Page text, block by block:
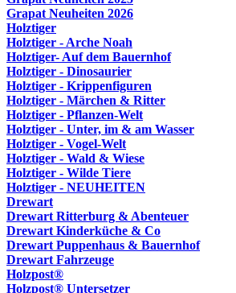
Grapat Neuheiten 2026
Holztiger
Holztiger - Arche Noah
Holztiger- Auf dem Bauernhof
Holztiger - Dinosaurier
Holztiger - Krippenfiguren
Holztiger - Märchen & Ritter
Holztiger - Pflanzen-Welt
Holztiger - Unter, im & am Wasser
Holztiger - Vogel-Welt
Holztiger - Wald & Wiese
Holztiger - Wilde Tiere
Holztiger - NEUHEITEN
Drewart
Drewart Ritterburg & Abenteuer
Drewart Kinderküche & Co
Drewart Puppenhaus & Bauernhof
Drewart Fahrzeuge
Holzpost®
Holzpost® Untersetzer